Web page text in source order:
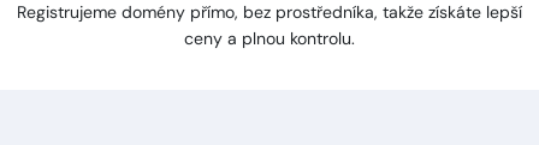
Registrujeme domény přímo, bez prostředníka, takže získáte lepší
ceny a plnou kontrolu.